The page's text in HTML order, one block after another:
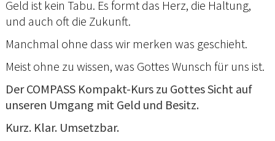
Geld ist kein Tabu. Es formt das Herz, die Haltung,
und auch oft die Zukunft.
Manchmal ohne dass wir merken was geschieht.
Meist ohne zu wissen, was Gottes Wunsch für uns ist.
Der COMPASS Kompakt-Kurs zu Gottes Sicht auf
unseren Umgang mit Geld und Besitz.
Kurz. Klar. Umsetzbar.